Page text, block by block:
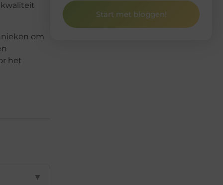
om
het
▼
Start met bloggen!